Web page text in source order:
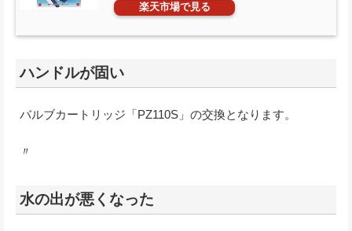
楽天市場で見る
ハンドルが固い
バルブカートリッジ「PZ110S」の交換となります。
〃
水の出が悪くなった